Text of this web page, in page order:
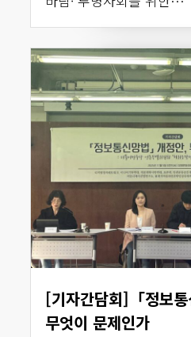
[기자간담회]「정보
무엇이 문제인가